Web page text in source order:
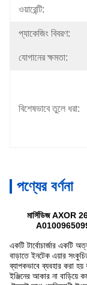
ওয়ারেন্টি:
প্যাকেজিং বিবরণ:
যোগানের ক্ষমতা:
বিশেষভাবে তুলে ধরা:
পণ্যের বর্ণনা
মার্সিডিজ
A0100965099
একটি টার্বোচার্জার একটি
বাড়াতে ইনটেক এয়ার
ব্যাপকভাবে ব্যবহার করা হয়
ইঞ্জিনের আকার না বাড়িয়ে